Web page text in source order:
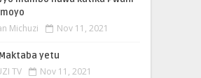
Michuzi Nov 11, 2021
yetu
TV Nov 11, 2021